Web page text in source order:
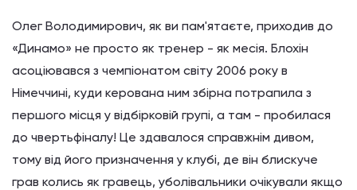
Олег Володимирович, як ви пам'ятаєте, приходив до
«Динамо» не просто як тренер - як месія. Блохін
асоціювався з чемпіонатом світу 2006 року в
Німеччині, куди керована ним збірна потрапила з
першого місця у відбірковій групі, а там - пробилася
до чвертьфіналу! Це здавалося справжнім дивом,
тому від його призначення у клубі, де він блискуче
грав колись як гравець, уболівальники очікували якщо